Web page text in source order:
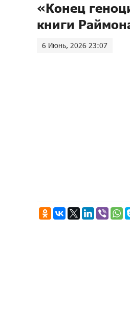
«Конец
книги
6 Июнь, 2026 23:07